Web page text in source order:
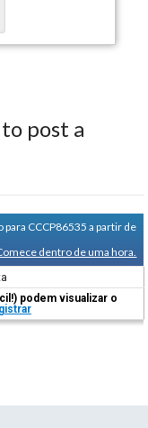
to post a
CCCP86535 a partir de
dentro de uma hora.
podem visualizar o